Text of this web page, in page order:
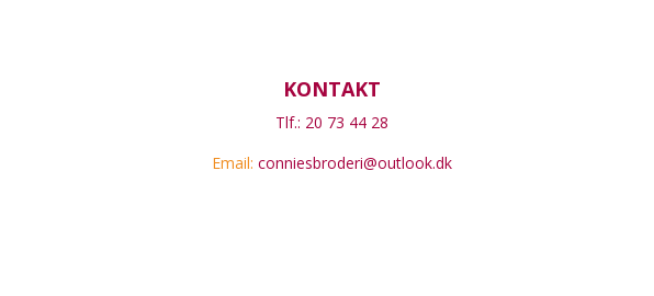
KONTAKT
Tlf.: 20 73 44 28
Email: conniesbroderi@outlook.dk